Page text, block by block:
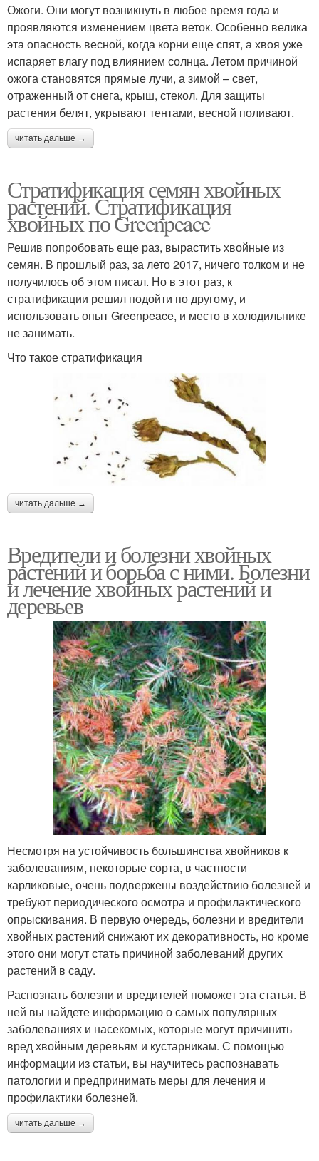
Ожоги. Они могут возникнуть в любое время года и
проявляются изменением цвета веток. Особенно велика
эта опасность весной, когда корни еще спят, а хвоя уже
испаряет влагу под влиянием солнца. Летом причиной
ожога становятся прямые лучи, а зимой – свет,
отраженный от снега, крыш, стекол. Для защиты
растения белят, укрывают тентами, весной поливают.
читать дальше →
Стратификация семян хвойных
растений. Стратификация
хвойных по Greenpeace
Решив попробовать еще раз, вырастить хвойные из
семян. В прошлый раз, за лето 2017, ничего толком и не
получилось об этом писал. Но в этот раз, к
стратификации решил подойти по другому, и
использовать опыт Greenpeace, и место в холодильнике
не занимать.
Что такое стратификация
читать дальше →
Вредители и болезни хвойных
растений и борьба с ними. Болезни
и лечение хвойных растений и
деревьев
Несмотря на устойчивость большинства хвойников к
заболеваниям, некоторые сорта, в частности
карликовые, очень подвержены воздействию болезней и
требуют периодического осмотра и профилактического
опрыскивания. В первую очередь, болезни и вредители
хвойных растений снижают их декоративность, но кроме
этого они могут стать причиной заболеваний других
растений в саду.
Распознать болезни и вредителей поможет эта статья. В
ней вы найдете информацию о самых популярных
заболеваниях и насекомых, которые могут причинить
вред хвойным деревьям и кустарникам. С помощью
информации из статьи, вы научитесь распознавать
патологии и предпринимать меры для лечения и
профилактики болезней.
читать дальше →